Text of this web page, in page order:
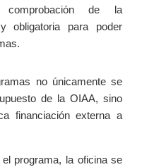
de la
obligatoria para poder
no únicamente se
de la OIAA, sino
financiación externa a
programa, la oficina se